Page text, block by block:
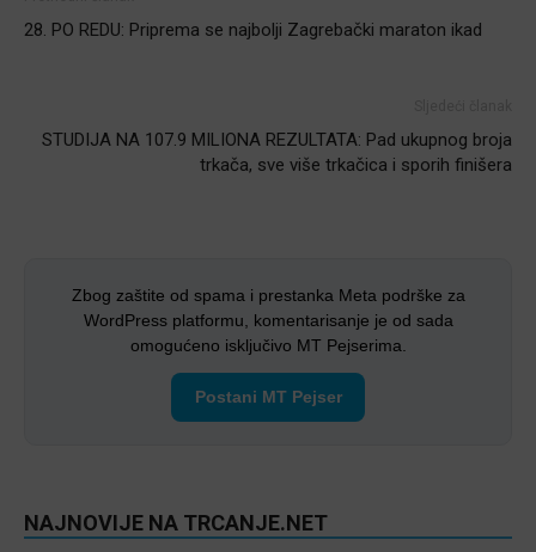
28. PO REDU: Priprema se najbolji Zagrebački maraton ikad
STUDIJA NA 107.9 MILIONA REZULTATA: Pad ukupnog broja
trkača, sve više trkačica i sporih finišera
Zbog zaštite od spama i prestanka Meta podrške za
WordPress platformu, komentarisanje je od sada
omogućeno isključivo MT Pejserima.
Postani MT Pejser
NAJNOVIJE NA TRCANJE.NET